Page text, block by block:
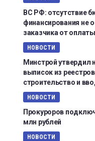
ВС РФ: отсутствие
финансирования не
заказчика от
НОВОСТИ
Минстрой
выписок из
строительство и
НОВОСТИ
Прокуроров
млн рублей
НОВОСТИ